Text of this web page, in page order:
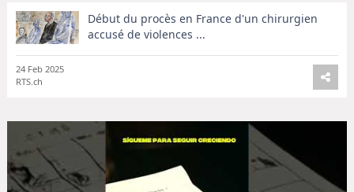
Début du procès en France d'un chirurgien
accusé de violences ...
24 Feb 2025
RTS.ch